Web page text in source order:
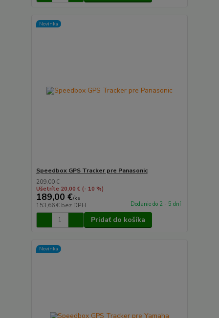
Novinka
Speedbox GPS Tracker pre Panasonic
209,00 €
Ušetríte 20,00 € (- 10 %)
189,00 €/ks
153,66 € bez DPH Dodanie do 2 - 5 dní
Pridať do košíka
Novinka